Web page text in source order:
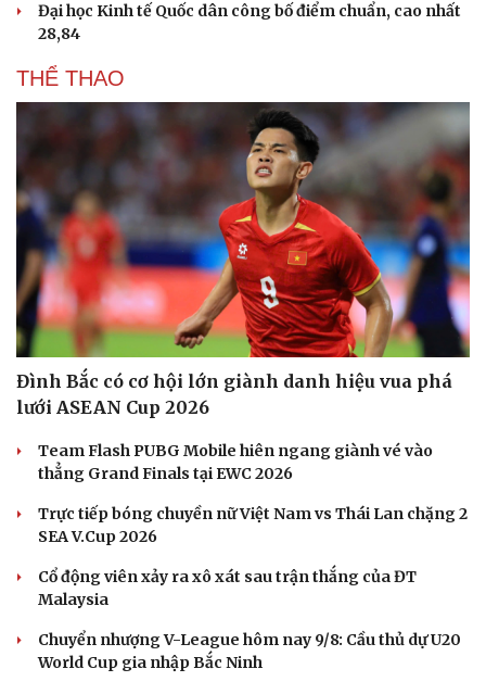
Thông tin doanh nghiệp
Doanh nhân
Vì cộng đồng
Sành điệu
Trải nghiệm
Đại học Kinh tế Quốc dân công bố điểm chuẩn, cao nhất
28,84
THỂ THAO
Đình Bắc có cơ hội lớn giành danh hiệu vua phá
lưới ASEAN Cup 2026
Team Flash PUBG Mobile hiên ngang giành vé vào
thẳng Grand Finals tại EWC 2026
Trực tiếp bóng chuyền nữ Việt Nam vs Thái Lan chặng 2
SEA V.Cup 2026
Cổ động viên xảy ra xô xát sau trận thắng của ĐT
Malaysia
Chuyển nhượng V-League hôm nay 9/8: Cầu thủ dự U20
World Cup gia nhập Bắc Ninh